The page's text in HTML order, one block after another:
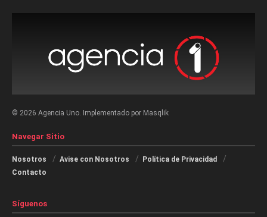
© 2026 Agencia Uno. Implementado por Masqlik
Navegar Sitio
Nosotros Avise con Nosotros
Política de Privacidad
Contacto
Síguenos